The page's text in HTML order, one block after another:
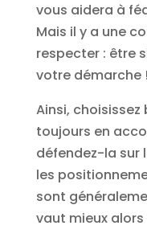
vous aidera à
Mais il y a une
respecter : être
votre démarche !
Ainsi,
toujours en
défendez-la sur
les
sont
vaut mieux alors